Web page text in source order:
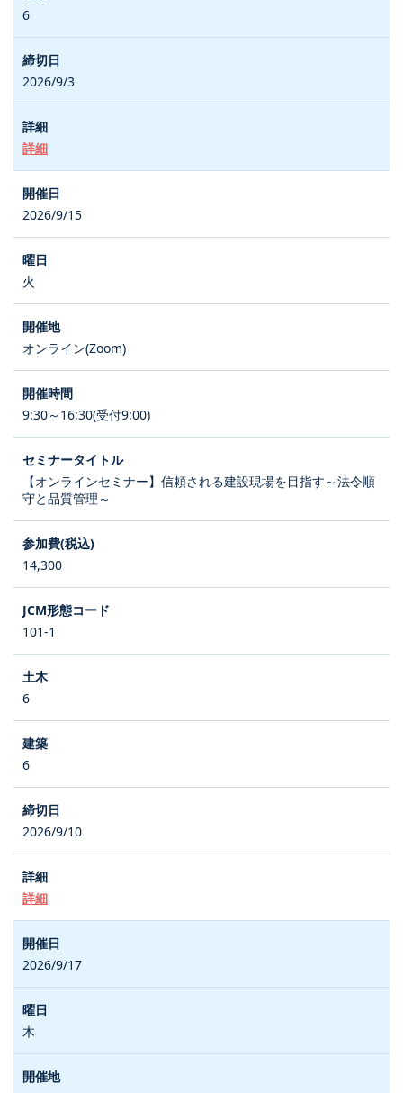
6
2026/9/3
詳細
2026/9/15
火
オンライン(Zoom)
9:30～16:30(受付9:00)
【オンラインセミナー】信頼される建設現場を目指す～法令順
守と品質管理～
14,300
101-1
6
6
2026/9/10
詳細
2026/9/17
木